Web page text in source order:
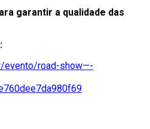
garantir a qualidade das
evento/road-show—-